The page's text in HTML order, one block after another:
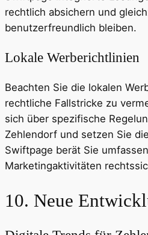
rechtlich absichern und
benutzerfreundlich bleiben.
Lokale Werberichtlinien
Beachten Sie die lokalen
rechtliche Fallstricke zu
sich über spezifische
Zehlendorf und setzen Sie
Swiftpage berät Sie
Marketingaktivitäten
10. Neue